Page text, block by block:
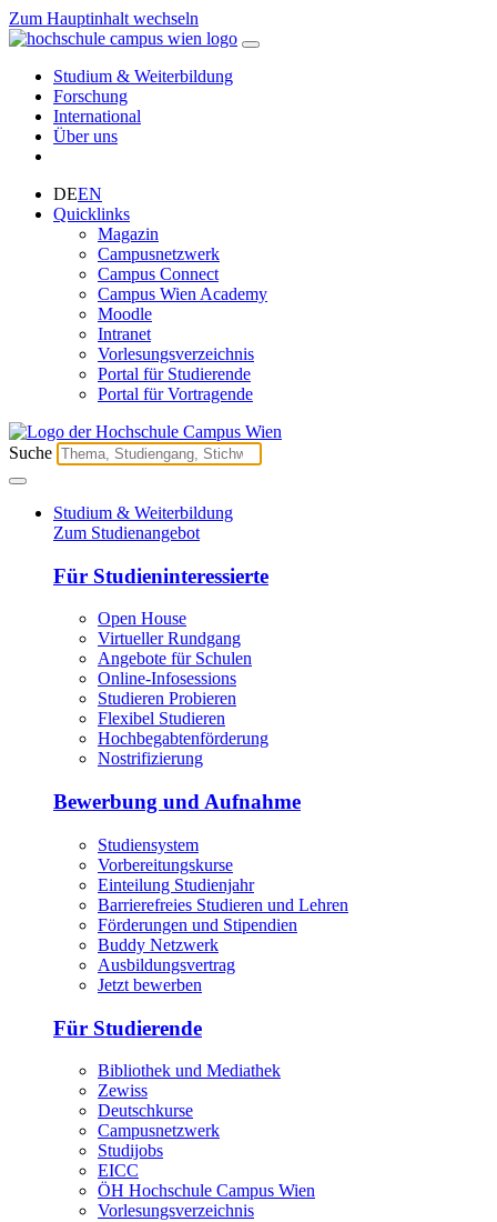
Zum Hauptinhalt wechseln
Studium & Weiterbildung
Forschung
International
Über uns
DEEN
Quicklinks
Magazin
Campusnetzwerk
Campus Connect
Campus Wien Academy
Moodle
Intranet
Vorlesungsverzeichnis
Portal für Studierende
Portal für Vortragende
Suche
Studium & Weiterbildung
Zum Studienangebot
Für Studieninteressierte
Open House
Virtueller Rundgang
Angebote für Schulen
Online-Infosessions
Studieren Probieren
Flexibel Studieren
Hochbegabtenförderung
Nostrifizierung
Bewerbung und Aufnahme
Studiensystem
Vorbereitungskurse
Einteilung Studienjahr
Barrierefreies Studieren und Lehren
Förderungen und Stipendien
Buddy Netzwerk
Ausbildungsvertrag
Jetzt bewerben
Für Studierende
Bibliothek und Mediathek
Zewiss
Deutschkurse
Campusnetzwerk
Studijobs
EICC
ÖH Hochschule Campus Wien
Vorlesungsverzeichnis